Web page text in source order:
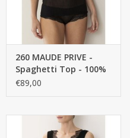
260 MAUDE PRIVE -
Spaghetti Top - 100%
katoen getwijnd fijn,
€89,00